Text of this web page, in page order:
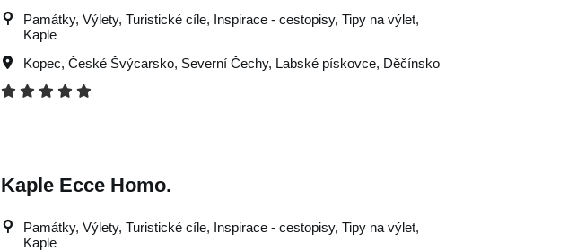
Památky, Výlety, Turistické cíle, Inspirace - cestopisy, Tipy na výlet,
Kaple
Kopec, České Švýcarsko, Severní Čechy, Labské pískovce, Děčínsko
Kaple Ecce Homo.
Památky, Výlety, Turistické cíle, Inspirace - cestopisy, Tipy na výlet,
Kaple